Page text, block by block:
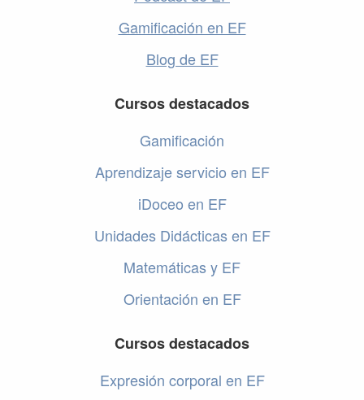
Gamificación en EF
Blog de EF
Cursos destacados
Gamificación
Aprendizaje servicio en EF
iDoceo en EF
Unidades Didácticas en EF
Matemáticas y EF
Orientación en EF
Cursos destacados
Expresión corporal en EF